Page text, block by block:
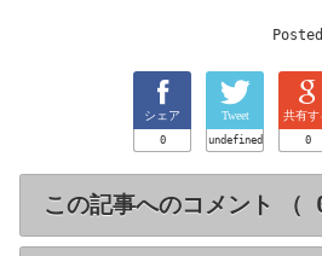
シェア
0
Tweet
undefined
共有す
0
この記事へのコメント （